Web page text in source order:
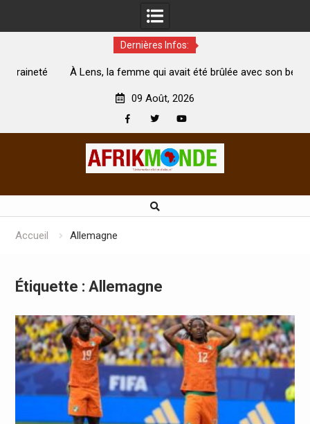
Dernières Infos:
À Lens, la femme qui avait été brûlée avec son bébé par
09 Août, 2026
Accueil Allemagne
Étiquette : Allemagne